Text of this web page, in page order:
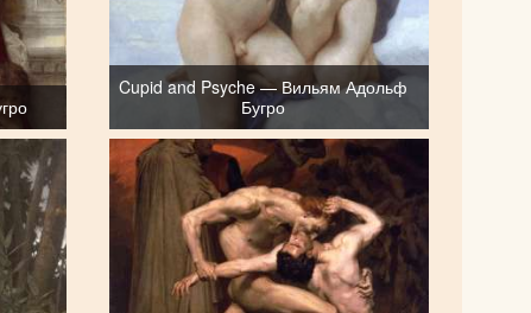
Cupid and Psyche — Вильям Адольф
Бугро